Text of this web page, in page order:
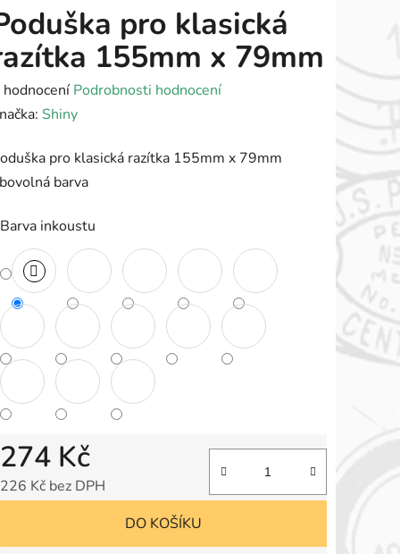
pro klasická
155mm x 79mm
hvězdiček.
hodnocení Podrobnosti hodnocení
Shiny
pro klasická razítka 155mm x 79mm
barva
Barva inkoustu
274 Kč
226 Kč bez DPH
DO KOŠÍKU